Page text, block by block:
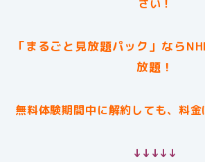
さい！
「まるごと見放題パック」なら
放題！
無料体験期間中に解約しても、料金
↓↓↓↓↓